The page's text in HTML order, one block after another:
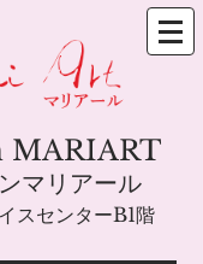
スセンターB1階
MARIART
マリアール